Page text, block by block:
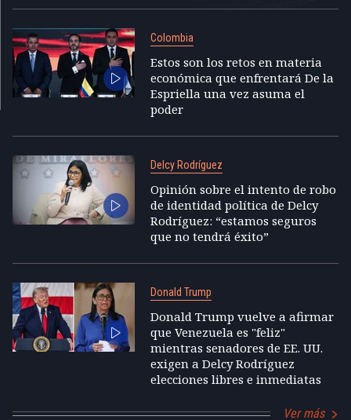
Colombia
Estos son los retos en materia
económica que enfrentará De la
Espriella una vez asuma el
poder
Delcy Rodríguez
Opinión sobre el intento de robo
de identidad política de Delcy
Rodríguez: “estamos seguros
que no tendrá éxito”
Donald Trump
Donald Trump vuelve a afirmar
que Venezuela es "feliz"
mientras senadores de EE. UU.
exigen a Delcy Rodríguez
elecciones libres e inmediatas
Ver más